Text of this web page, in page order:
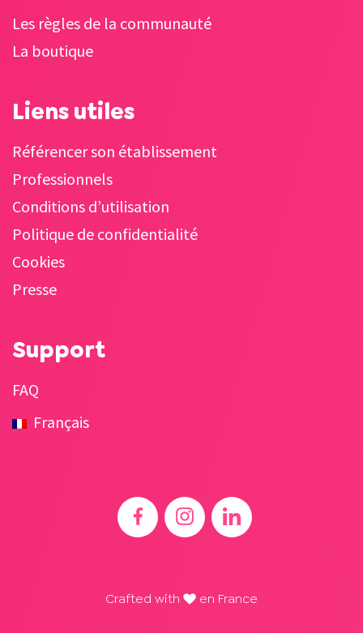
Les règles de la communauté
La boutique
Liens utiles
Référencer son établissement
Professionnels
Conditions d’utilisation
Politique de confidentialité
Cookies
Presse
Support
FAQ
Français
Crafted with en France